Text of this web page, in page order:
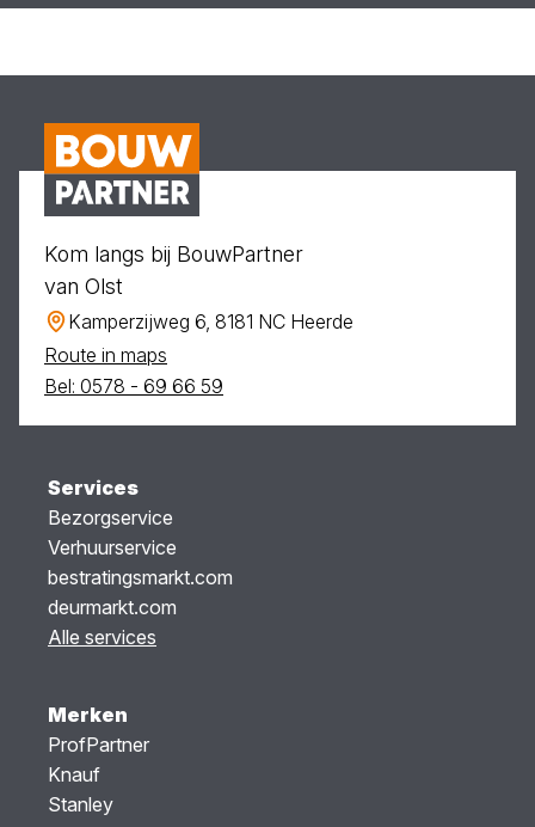
Kom langs bij BouwPartner
van Olst
Kamperzijweg 6, 8181 NC Heerde
Route in maps
Bel: 0578 - 69 66 59
Services
Bezorgservice
Verhuurservice
bestratingsmarkt.com
deurmarkt.com
Alle services
Merken
ProfPartner
Knauf
Stanley